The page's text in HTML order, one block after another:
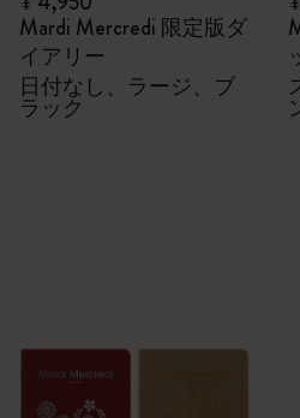
Mardi Mercredi 限定版ダ
イアリー
日付なし、ラージ、ブ
ラック